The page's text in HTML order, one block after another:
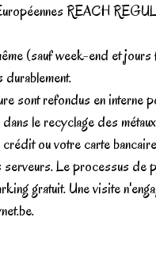
REACH
(sauf week-end et
sont refondus en interne
le recyclage des
ou votre carte
Le processus de
gratuit. Une visite
.